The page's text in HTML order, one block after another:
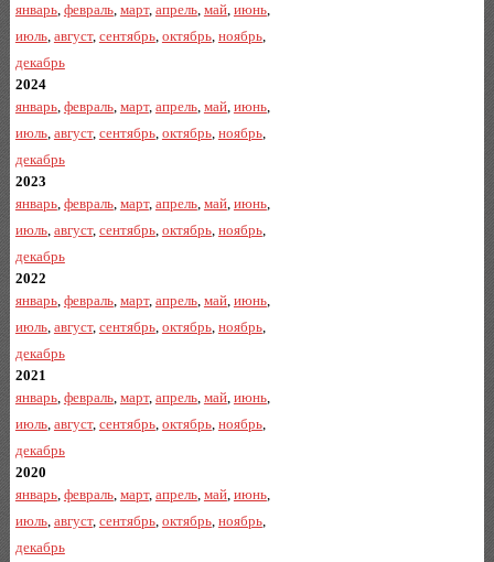
январь, февраль, март, апрель, май, июнь,
июль, август, сентябрь, октябрь, ноябрь,
декабрь
2024
январь, февраль, март, апрель, май, июнь,
июль, август, сентябрь, октябрь, ноябрь,
декабрь
2023
январь, февраль, март, апрель, май, июнь,
июль, август, сентябрь, октябрь, ноябрь,
декабрь
2022
январь, февраль, март, апрель, май, июнь,
июль, август, сентябрь, октябрь, ноябрь,
декабрь
2021
январь, февраль, март, апрель, май, июнь,
июль, август, сентябрь, октябрь, ноябрь,
декабрь
2020
январь, февраль, март, апрель, май, июнь,
июль, август, сентябрь, октябрь, ноябрь,
декабрь